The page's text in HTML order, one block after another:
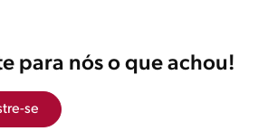
para nós o que achou!
se